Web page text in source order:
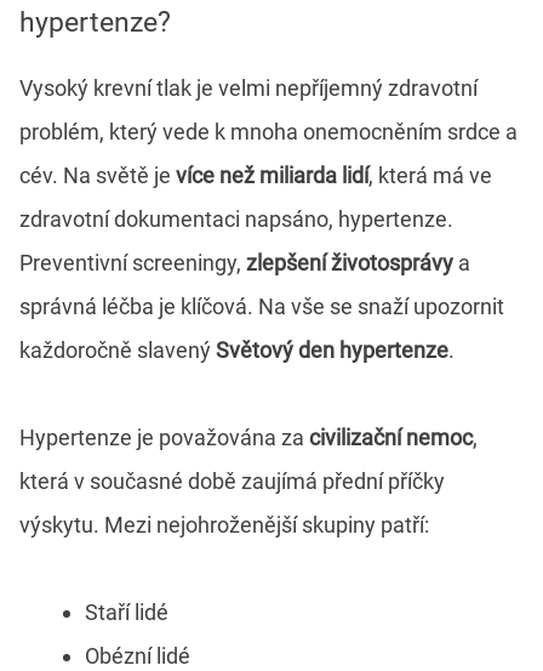
hypertenze?
Vysoký krevní tlak je velmi nepříjemný zdravotní
problém, který vede k mnoha onemocněním srdce a
cév. Na světě je více než miliarda lidí, která má ve
zdravotní dokumentaci napsáno, hypertenze.
Preventivní screeningy, zlepšení životosprávy a
správná léčba je klíčová. Na vše se snaží upozornit
každoročně slavenýSvětový den hypertenze.
Hypertenze je považována za civilizační nemoc,
která v současné době zaujímá přední příčky
výskytu. Mezi nejohroženější skupiny patří:
Staří lidé
Obézní lidé